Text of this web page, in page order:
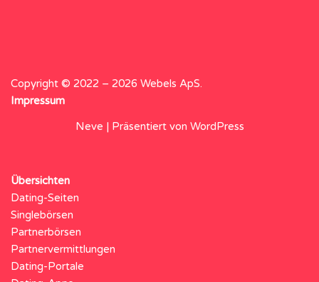
Copyright © 2022 – 2026 Webels ApS.
Impressum
Neve | Präsentiert von WordPress
Übersichten
Dating-Seiten
Singlebörsen
Partnerbörsen
Partnervermittlungen
Dating-Portale